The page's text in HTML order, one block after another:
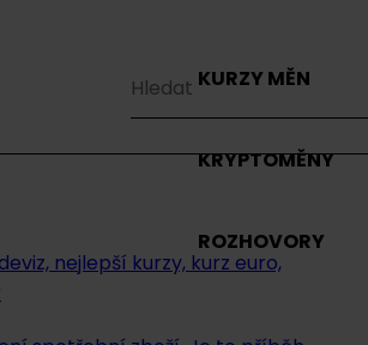
KURZY MĚN
KRYPTOMĚNY
ROZHOVORY